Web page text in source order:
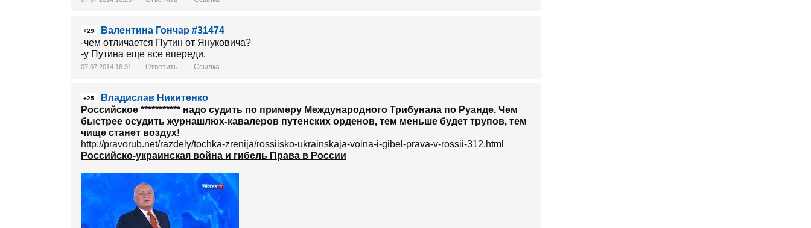
+29
Валентина Гончар #31474
-чем отличается Путин от Януковича?
-у Путина еще все впереди.
07.07.2014 16:31 Ответить Ссылка
+25
Владислав Никитенко
Российское *********** надо судить по примеру Международного Трибунала по Руанде. Чем
быстрее осудить журнашлюх-кавалеров путенских орденов, тем меньше будет трупов, тем
чище станет воздух!
http://pravorub.net/razdely/tochka-zrenija/rossiisko-ukrainskaja-voina-i-gibel-prava-v-rossii-312.html
Российско-украинская война и гибель Права в России